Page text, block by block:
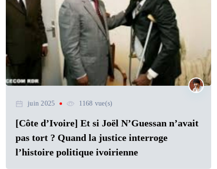
juin 2025 1168 vue(s)
[Côte d’Ivoire] Et si Joël N’Guessan n’avait
pas tort ? Quand la justice interroge
l’histoire politique ivoirienne